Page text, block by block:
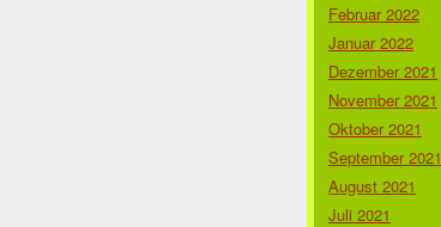
Februar 2022
Januar 2022
Dezember 2021
November 2021
Oktober 2021
September 2021
August 2021
Juli 2021